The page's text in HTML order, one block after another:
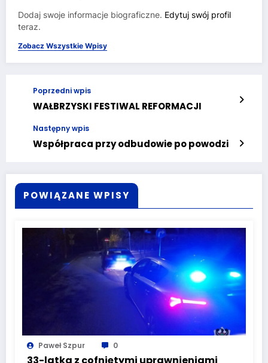
Dodaj swoje informacje biograficzne. Edytuj swój profil
teraz.
Zobacz Wszystkie Wpisy
Poprzedni wpis
WAŁBRZYSKI FESTIWAL REFORMACJI
Następny wpis
Współpraca przy odbudowie po powodzi
POWIĄZANE WPISY
Paweł Szpur 0